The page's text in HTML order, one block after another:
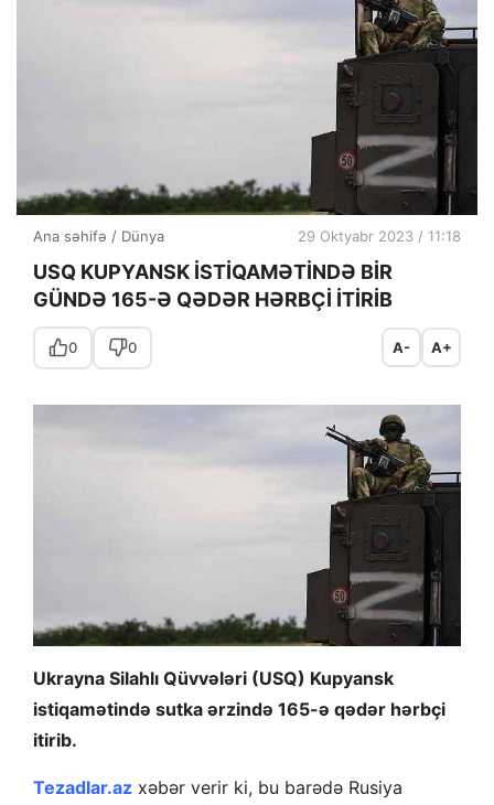
Ana səhifə / Dünya 29 Oktyabr 2023 / 11:18
USQ KUPYANSK İSTİQAMƏTİNDƏ BİR
GÜNDƏ 165-Ə QƏDƏR HƏRBÇİ İTİRİB
0 0 A- A+
Ukrayna Silahlı Qüvvələri (USQ) Kupyansk
istiqamətində sutka ərzində 165-ə qədər hərbçi
itirib.
Tezadlar.az xəbər verir ki, bu barədə Rusiya